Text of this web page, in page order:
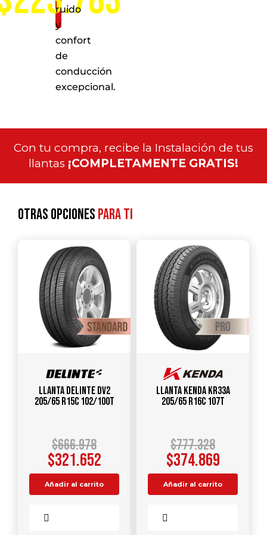
ruido
y
confort
de
conducción
excepcional.
Con tu compra, recibe la Instalación de tus
llantas ¡COMPLETAMENTE GRATIS!
Otras opcionespara ti
Llanta DELINTE DV2
205/65 R15C 102/100T
$666.978
$321.652
Añadir al carrito
Llanta KENDA KR33A
205/65 R16C 107T
$777.328
$374.869
Añadir al carrito